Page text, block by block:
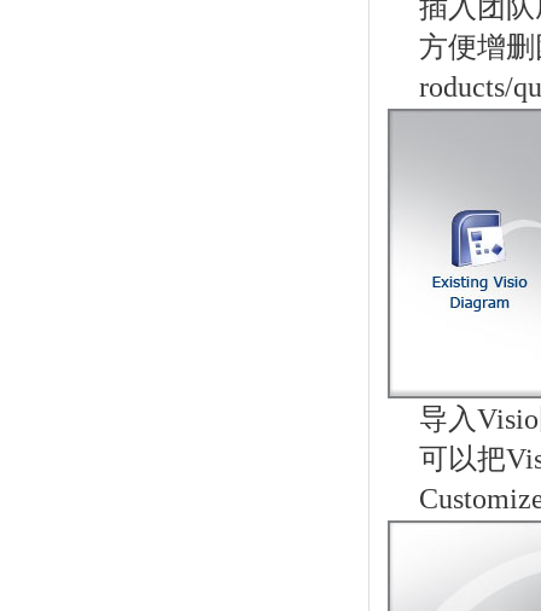
插入团
方便增
roducts/
导入
可以把